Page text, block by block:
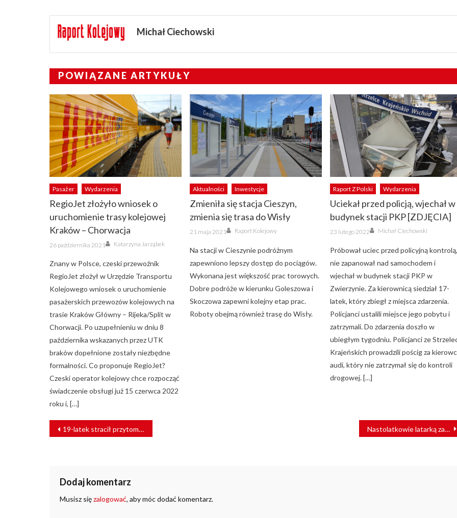
Michał Ciechowski
POWIĄZANE ARTYKUŁY
Pasażer Wydarzenia
RegioJet złożyło wniosek o
uruchomienie trasy kolejowej
Kraków – Chorwacja
Posted
on
26 października 2021 Author
Katarzyna Jarząbek
Znany w Polsce, czeski przewoźnik
RegioJet złożył w Urzędzie Transportu
Kolejowego wniosek o uruchomienie
pasażerskich przewozów kolejowych na
trasie Kraków Główny – Rijeka/Split w
Chorwacji. Po uzupełnieniu w dniu 8
października wskazanych przez UTK
braków dopełnione zostały niezbędne
formalności. Co proponuje RegioJet?
Czeski operator kolejowy chce rozpocząć
świadczenie obsługi już 15 czerwca 2022
roku i, […]
Aktualności Inwestycje
Zmieniła się stacja Cieszyn,
zmienia się trasa do Wisły
Posted
on
21 maja 2021 Author
Raport Kolejowy
Na stacji w Cieszynie podróżnym
zapewniono lepszy dostęp do pociągów.
Wykonana jest większość prac torowych.
Dobre podróże w kierunku Goleszowa i
Skoczowa zapewni kolejny etap prac.
Roboty obejmą również trasę do Wisły.
Raport Z Polski Wydarzenia
Uciekał przed policją, wjechał w
budynek stacji PKP [ZDJĘCIA]
Posted
on
23 lutego 2022 Author
Michał Ciechowski
Próbował uciec przed policyjną
nie zapanował nad samochodem i
wjechał w budynek stacji PKP w
Zwierzynie. Za kierownicą siedział 17-
latek, który zbiegł z miejsca zdarzenia.
Policjanci ustalili miejsce jego pobytu i
zatrzymali. Do zdarzenia doszło w
ubiegłym tygodniu. Policjanci ze
Krajeńskich prowadzili pościg za
audi, który nie zatrzymał się do kontroli
drogowej. […]
NAWIGACJA
WPISU
19-latek stracił przytomność. Uratowali go funkcjonariusz SOK i policjant Nastolatkowie latarką zatrzymali pociąg relacji Przemyśl – Praga
Dodaj komentarz
Musisz sięzalogować, aby móc dodać komentarz.